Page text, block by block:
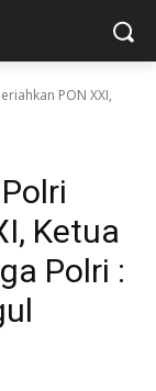
PON XXI,
Ketua
Polri :